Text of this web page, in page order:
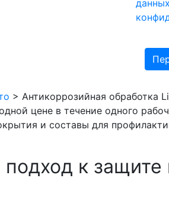
данных
> Антикоррозийная обработка
цене в течение одного
и составы для
к защите